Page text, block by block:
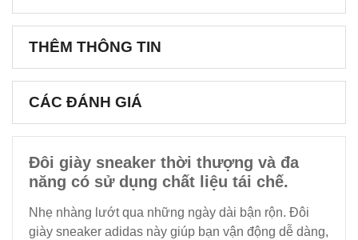
THÊM THÔNG TIN
CÁC ĐÁNH GIÁ
Đôi giày sneaker thời thượng và đa
năng có sử dụng chất liệu tái chế.
Nhẹ nhàng lướt qua những ngày dài bận rộn. Đôi
giày sneaker adidas này giúp bạn vận động dễ dàng,